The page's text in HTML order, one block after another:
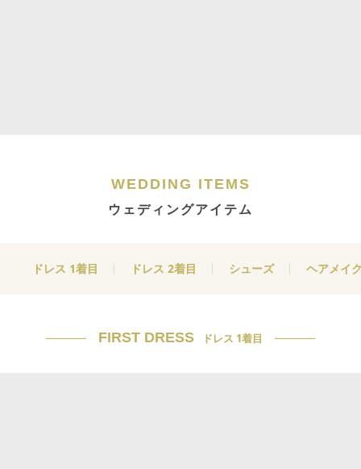
WEDDING ITEMS
ウェディングアイテム
ドレス 1着目 ドレス 2着目 シューズ ヘアメイ
FIRST DRESS ドレス 1着目